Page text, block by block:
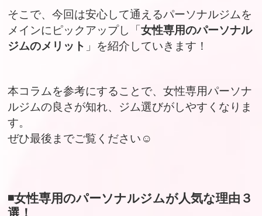
そこで、今回は安心して通えるパーソナルジムを
メインにピックアップし「女性専用のパーソナル
ジムのメリット 」を紹介していきます！
本コラムを参考にすることで、女性専用パーソナ
ルジムの良さが知れ、ジム選びがしやすくなりま
す。
ぜひ最後までご覧ください☺︎
◾️女性専用のパーソナルジムが人気な理由３
選！